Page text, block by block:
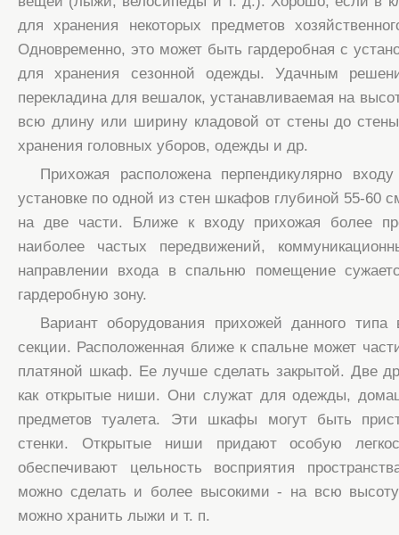
для хранения некоторых предметов
Одновременно, это может быть гардеробная с
для хранения сезонной одежды. Удачным
перекладина для вешалок, устанавливаемая на
всю длину или ширину кладовой от стены до
хранения головных уборов, одежды и др.
Прихожая расположена перпендикулярно
установке по одной из стен шкафов глубиной 55-60
на две части. Ближе к входу прихожая более
наиболее частых передвижений,
направлении входа в спальню помещение
гардеробную зону.
Вариант оборудования прихожей данного
секции. Расположенная ближе к спальне может
платяной шкаф. Ее лучше сделать закрытой. Две
как открытые ниши. Они служат для одежды,
предметов туалета. Эти шкафы могут быть
стенки. Открытые ниши придают особую
обеспечивают цельность восприятия
можно сделать и более высокими - на всю
можно хранить лыжи и т. п.